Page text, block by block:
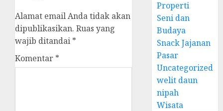
Alamat email Anda tidak akan
dipublikasikan. Ruas yang
wajib ditandai *
Komentar *
Properti
Seni dan
Budaya
Snack Jajanan
Pasar
Uncategorized
welit daun
nipah
Wisata